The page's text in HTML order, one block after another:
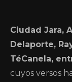
Ciudad Jara,
Delaporte,
TéCanela,
cuyos versos